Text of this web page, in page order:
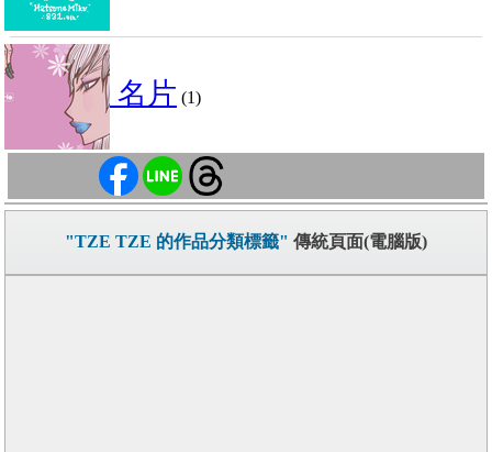
名片 (1)
"TZE TZE 的作品分類標籤" 傳統頁面(電腦版)